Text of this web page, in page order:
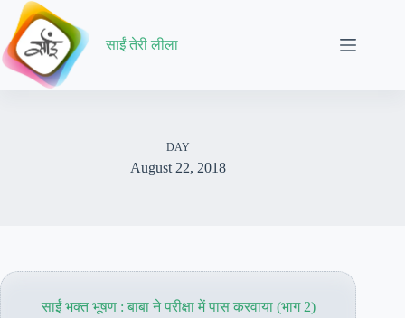
Skip
content
साईं तेरी लीला
DAY
August 22, 2018
साईं भक्त भूषण : बाबा ने परीक्षा में पास करवाया (भाग 2)